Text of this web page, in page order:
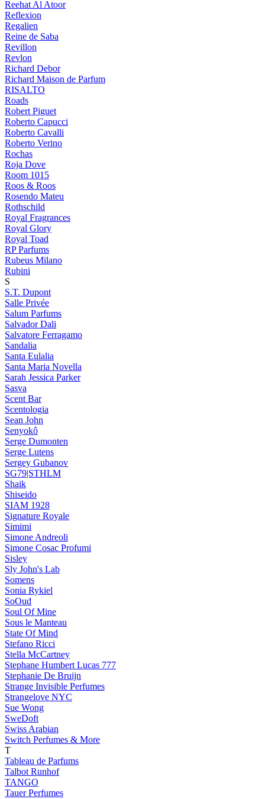
Reehat Al Atoor
Reflexion
Regalien
Reine de Saba
Revillon
Revlon
Richard Debor
Richard Maison de Parfum
RISALTO
Roads
Robert Piguet
Roberto Capucci
Roberto Cavalli
Roberto Verino
Rochas
Roja Dove
Room 1015
Roos & Roos
Rosendo Mateu
Rothschild
Royal Fragrances
Royal Glory
Royal Toad
RP Parfums
Rubeus Milano
Rubini
S
S.T. Dupont
Salle Privée
Salum Parfums
Salvador Dali
Salvatore Ferragamo
Sandalia
Santa Eulalia
Santa Maria Novella
Sarah Jessica Parker
Sasva
Scent Bar
Scentologia
Sean John
Senyokô
Serge Dumonten
Serge Lutens
Sergey Gubanov
SG79|STHLM
Shaik
Shiseido
SIAM 1928
Signature Royale
Simimi
Simone Andreoli
Simone Cosac Profumi
Sisley
Sly John's Lab
Somens
Sonia Rykiel
SoOud
Soul Of Mine
Sous le Manteau
State Of Mind
Stefano Ricci
Stella McCartney
Stephane Humbert Lucas 777
Stephanie De Bruijn
Strange Invisible Perfumes
Strangelove NYC
Sue Wong
SweDoft
Swiss Arabian
Switch Perfumes & More
T
Tableau de Parfums
Talbot Runhof
TANGO
Tauer Perfumes